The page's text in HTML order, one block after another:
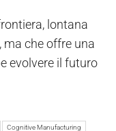
lontana
che offre una
evolvere il futuro
Cognitive Manufacturing